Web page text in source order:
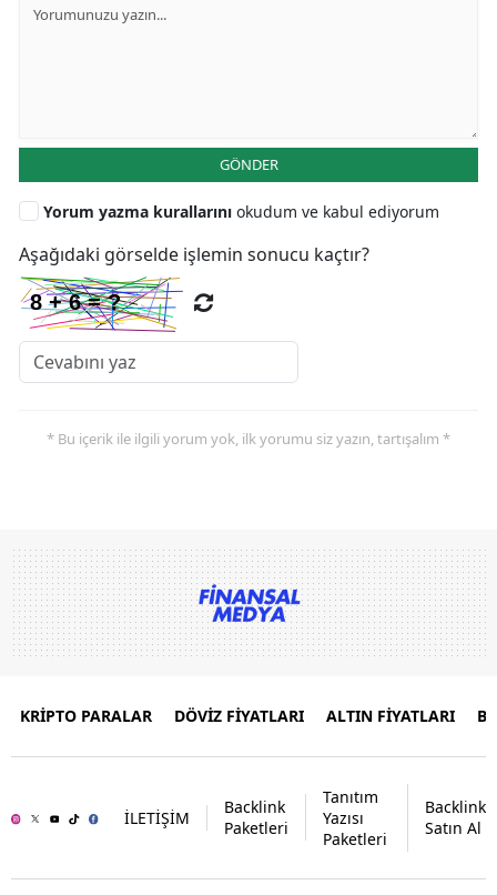
GÖNDER
Yorum yazma kurallarını okudum ve kabul ediyorum
Aşağıdaki görselde işlemin sonucu kaçtır?
* Bu içerik ile ilgili yorum yok, ilk yorumu siz yazın, tartışalım *
KRİPTO PARALAR DÖVİZ FİYATLARI ALTIN FİYATLARI
İLETİŞİM
Backlink
Paketleri
Tanıtım
Yazısı
Paketleri
Backlink
Satın Al